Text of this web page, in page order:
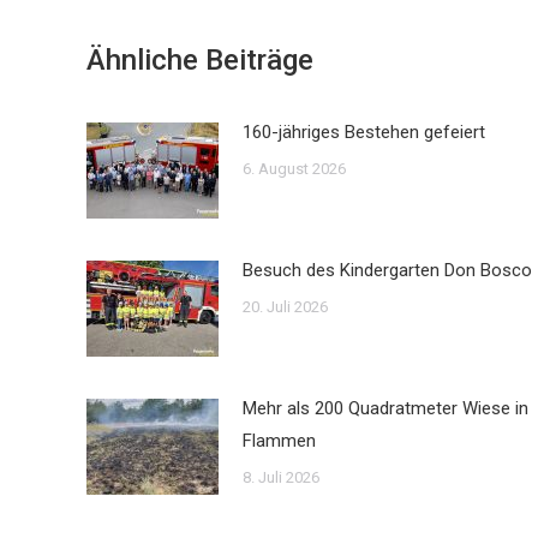
Ähnliche Beiträge
160-jähriges Bestehen gefeiert
6. August 2026
Besuch des Kindergarten Don Bosco
20. Juli 2026
Mehr als 200 Quadratmeter Wiese in
Flammen
8. Juli 2026